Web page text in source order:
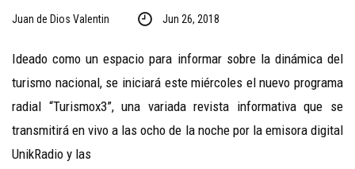
Juan de Dios Valentin Jun 26, 2018
Ideado como un espacio para informar sobre la dinámica del
turismo nacional, se iniciará este miércoles el nuevo programa
radial “Turismox3”, una variada revista informativa que se
transmitirá en vivo a las ocho de la noche por la emisora digital
UnikRadio y las